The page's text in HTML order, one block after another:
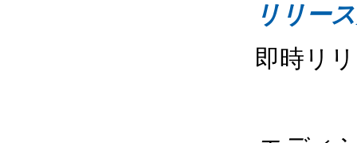
リリー
即時リ